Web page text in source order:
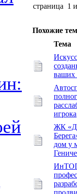
страница 1
Похожие
Тема
ваших
игрока
ЖК
дом у